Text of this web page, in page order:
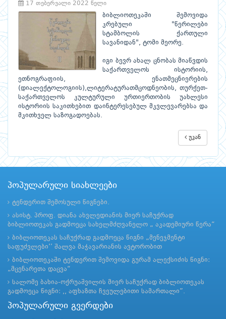
17 თებერვალი 2022 წელი
ბიბლიოთეკაში შემოვიდა
კრებული "წერილები
სტამბოლის ქართული
სავანიდან", ტომი მეორე.
იგი ბევრ ახალ ცნობას მიაწვდის
საქართველოს ისტორიის,
ეთნოგრაფიის, ენათმეცნიერების
(დიალექტოლოგიის),ლიტერატურათმცოდნეობის, თურქეთ-
საქართველოს კულტურული ურთიერთობის უახლესი
ისტორიის საკითხებით დაინტერესებულ მკვლევარებსა და
მკითხველ საზოგადოებას.
უკან
პოპულარული სიახლეები
ტენდერით შემოსული წიგნები.
ასისტ. პროფ. დიანა ახვლედიანის მიერ საჩუქრად
ბიბლიოთეკას გადმოეცა სახელმძღვანელო „ აკადემიური წერა“
ბიბლიოთეკას საჩუქრად გადმოეცა წიგნი „მენეჯმენტი
საფუძვლები’’ შალვა მაჭავარიანის ავტორობით
ბიბლიოთეკაში ტენდერით შემოვიდა გურამ ალექსიძის წიგნი:
„მცენარეთა დაცვა“
სალომე ბახია-ოქრუაშვილის მიერ საჩუქრად ბიბლიოთეკას
გადმოეცა წიგნი: ,, აფხაზთა ჩვეულებითი სამართალი”.
პოპულარული გვერდები